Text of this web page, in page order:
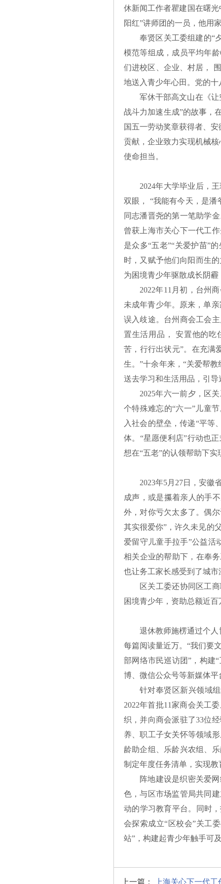
休新闻工作者瞿建国在曙
阳红”讲师团的一员，他用
奉贤区关工委组建的“
模范等组成，成员平均年
们进校区、企业、村居，
地送入青少年心田。党的
军休干部高文山在《
战斗力加速生成”的故事，
国五一劳动奖章获得者、
贡献，企业致力实现机械
使命担当。
2024年大学毕业后，
双眼， “我能有今天，是
同志潘晋尧的第一笔助学
曾获上海市关心下一代工
是众多“五老”“关爱护苗”
时，又赋予他们向阳而生
为困境青少年驱散成长阴
2022年11月初，台州
未成年青少年。原来，单
误入歧途。台州商会工会
置生活用品， 安置他的吃
苦，行行出状元”。在充满
生。”十余年来，“关爱帮
送去学习和生活用品，引
2025年六一前夕，区
个特殊难忘的“六一”儿童
入社会的壁垒，传递“平等
体。“星愿便利店”行动也
想在“五老”的认领帮助下实
2023年5月27日，安徽
成声，或是攥着亲人的手
外，对你亏欠太多了。偶
其实很爱你”，许久未见的
爱留守儿童手拉手”公益活
相关企业的帮助下，在奉
也让务工家长感受到了城
区关工委还协同区工
困境青少年，资助总额近百
退休教师施楞通过个
每篇阅读量近万。“我们要
部网络市民巡访团”，构建
博、微信公众号等新媒体
针对奉贤区新兴领域
2022年首批11家商会关工
织，并向商会派驻了33位
养、职工子女关怀等领域
龄助企组、乐龄兴农组、
制定年度任务清单，实现
阵地建设是织密关爱
色，与区市场监管局共同
动的学习教育平台。同时
会探索成立“区校会”关工
站”，构建起青少年触手可
上一篇： 上海关心下一代